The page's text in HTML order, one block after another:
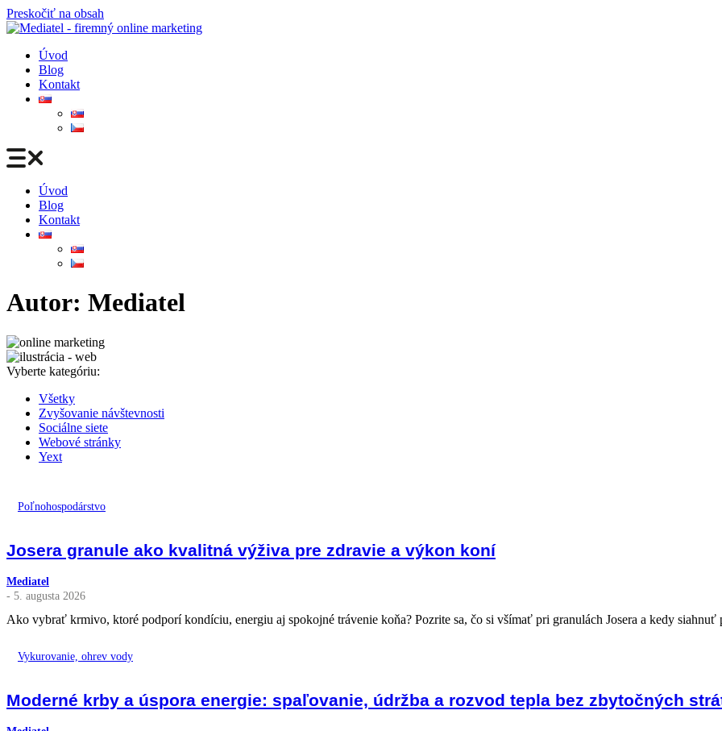
Preskočiť na obsah
Úvod
Blog
Kontakt
Úvod
Blog
Kontakt
Autor: Mediatel
Vyberte kategóriu:
Všetky
Zvyšovanie návštevnosti
Sociálne siete
Webové stránky
Yext
Poľnohospodárstvo
Josera granule ako kvalitná výživa pre zdravie a výkon koní
Mediatel
- 5. augusta 2026
Ako vybrať krmivo, ktoré podporí kondíciu, energiu aj spokojné trávenie koňa? Pozrite sa, čo si všímať pri granulách Josera a kedy
Vykurovanie, ohrev vody
Moderné krby a úspora energie: spaľovanie, údržba a rozvod tepla bez zbytočných